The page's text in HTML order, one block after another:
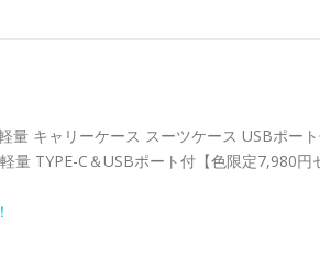
量 キャリーケース スーツケース USBポー
量 TYPE-C＆USBポート付【色限定7,980